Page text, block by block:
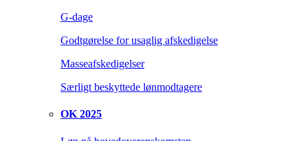
G-dage
Godtgørelse for usaglig afskedigelse
Masseafskedigelser
Særligt beskyttede lønmodtagere
OK 2025